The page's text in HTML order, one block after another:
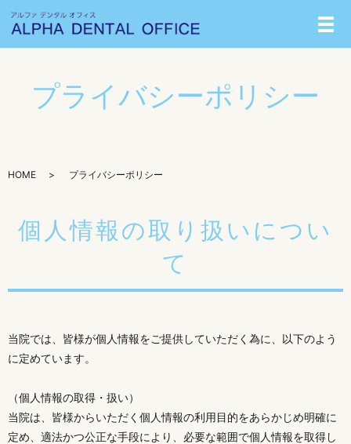
メ
プライバシーポリシー
HOME プライバシーポリシー
個人情報の取り扱いについ
て
当院では、皆様が個人情報をご提供していただく為に、以下のよう
に定めています。
（個人情報の取得・扱い）
当院は、皆様からいただく個人情報の利用目的をあらかじめ明確に
定め、適法かつ公正な手段により、必要な範囲で個人情報を取得し